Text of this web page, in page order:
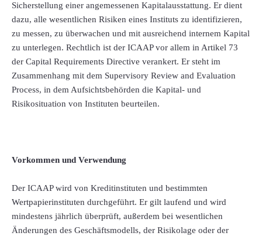
Sicherstellung einer angemessenen Kapitalausstattung. Er dient
dazu, alle wesentlichen Risiken eines Instituts zu identifizieren,
zu messen, zu überwachen und mit ausreichend internem Kapital
zu unterlegen. Rechtlich ist der ICAAP vor allem in Artikel 73
der Capital Requirements Directive verankert. Er steht im
Zusammenhang mit dem Supervisory Review and Evaluation
Process, in dem Aufsichtsbehörden die Kapital- und
Risikosituation von Instituten beurteilen.
Vorkommen und Verwendung
Der ICAAP wird von Kreditinstituten und bestimmten
Wertpapierinstituten durchgeführt. Er gilt laufend und wird
mindestens jährlich überprüft, außerdem bei wesentlichen
Änderungen des Geschäftsmodells, der Risikolage oder der